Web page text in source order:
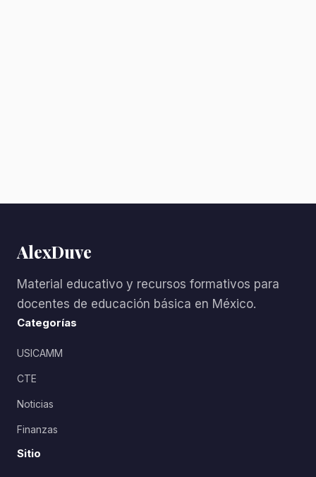
AlexDuve
Material educativo y recursos formativos para
docentes de educación básica en México.
Categorías
USICAMM
CTE
Noticias
Finanzas
Sitio